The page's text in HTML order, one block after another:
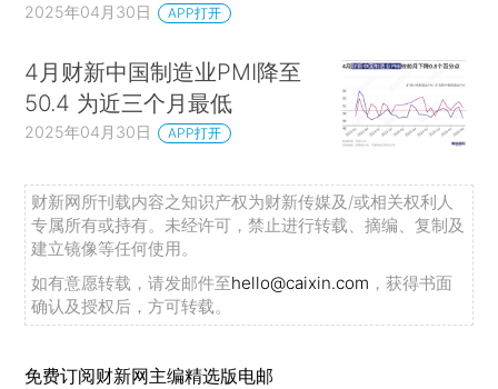
2025年04月30日 APP打开
4月财新中国制造业PMI降至
50.4 为近三个月最低
2025年04月30日 APP打开
财新网所刊载内容之知识产权为财新传媒及/或相关权利人
专属所有或持有。未经许可，禁止进行转载、摘编、复制及
建立镜像等任何使用。
如有意愿转载，请发邮件至hello@caixin.com ，获得书面
确认及授权后，方可转载。
免费订阅财新网主编精选版电邮